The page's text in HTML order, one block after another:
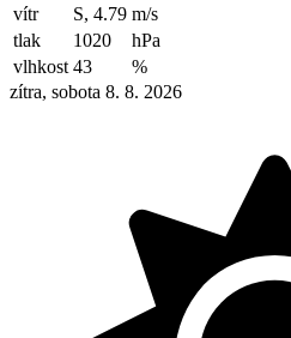
vítr
S, 4.79 m/s
tlak
1020
hPa
vlhkost 43
%
zítra, sobota 8. 8. 2026